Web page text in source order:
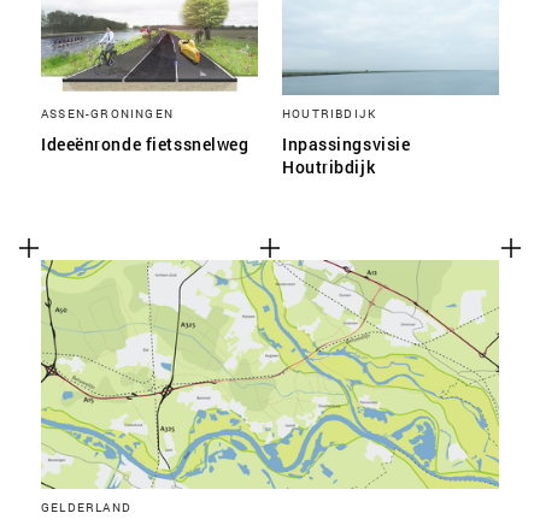
ASSEN-GRONINGEN
Ideeënronde fietssnelweg
HOUTRIBDIJK
Inpassingsvisie
Houtribdijk
GELDERLAND